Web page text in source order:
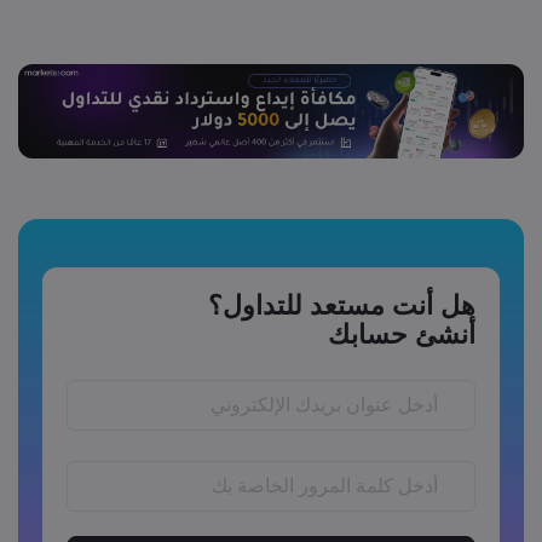
هل أنت مستعد للتداول؟
أنشئ حسابك